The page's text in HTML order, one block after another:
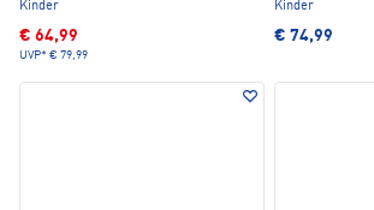
Kinder
€ 64,99
UVP* € 79,99
Kinder
€ 74,99